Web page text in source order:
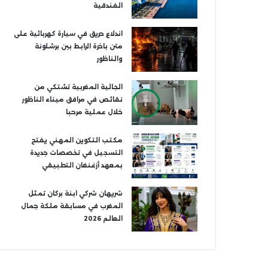
الفندقية
اندلاع حريق في سيارة كهربائية على
متن باخرة الرابط بين برشلونة
والناظور
الجالية المغربية تشتكي من
نقائص في مرافق ميناء الناظور
خلال عملية مرحبا
مكتب التكوين المهني يفتح
التسجيل في تخصصات جديدة
بمعهد أزغنغان التطبيقي
شريهان شركي ابنة بركان تمثل
المغرب في مسابقة ملكة جمال
العالم 2026